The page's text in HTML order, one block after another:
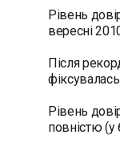
Рівень
вересні
Після
Рівень
повністю (у